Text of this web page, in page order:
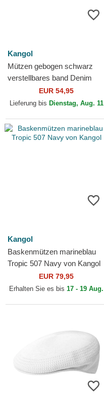
Kangol
Mützen gebogen schwarz
verstellbares band Denim
Mashup Black Trompe L'Oeil
von Kangol
EUR 54,95
Lieferung bis Dienstag, Aug. 11
Kangol
Baskenmützen marineblau
Tropic 507 Navy von Kangol
EUR 79,95
Erhalten Sie es bis 17 - 19 Aug.